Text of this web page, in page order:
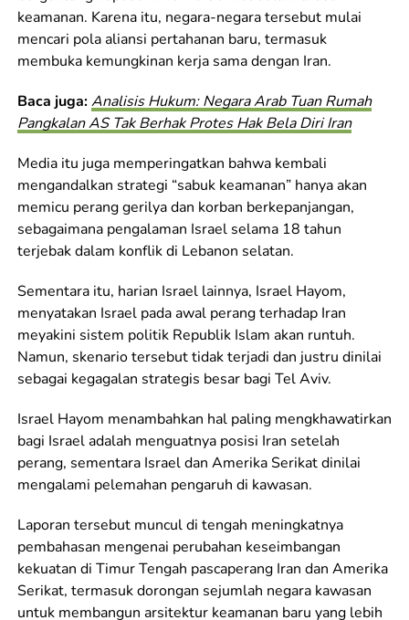
keamanan. Karena itu, negara-negara tersebut mulai
mencari pola aliansi pertahanan baru, termasuk
membuka kemungkinan kerja sama dengan Iran.
Baca juga:Analisis Hukum: Negara Arab Tuan Rumah
Pangkalan AS Tak Berhak Protes Hak Bela Diri Iran
Media itu juga memperingatkan bahwa kembali
mengandalkan strategi “sabuk keamanan” hanya akan
memicu perang gerilya dan korban berkepanjangan,
sebagaimana pengalaman Israel selama 18 tahun
terjebak dalam konflik di Lebanon selatan.
Sementara itu, harian Israel lainnya, Israel Hayom,
menyatakan Israel pada awal perang terhadap Iran
meyakini sistem politik Republik Islam akan runtuh.
Namun, skenario tersebut tidak terjadi dan justru dinilai
sebagai kegagalan strategis besar bagi Tel Aviv.
Israel Hayom menambahkan hal paling mengkhawatirkan
bagi Israel adalah menguatnya posisi Iran setelah
perang, sementara Israel dan Amerika Serikat dinilai
mengalami pelemahan pengaruh di kawasan.
Laporan tersebut muncul di tengah meningkatnya
pembahasan mengenai perubahan keseimbangan
kekuatan di Timur Tengah pascaperang Iran dan Amerika
Serikat, termasuk dorongan sejumlah negara kawasan
untuk membangun arsitektur keamanan baru yang lebih